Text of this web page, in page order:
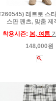
레트로 스
스판 팬츠, 맞춤 제
착용시즌: 봄, 여름
148,000원